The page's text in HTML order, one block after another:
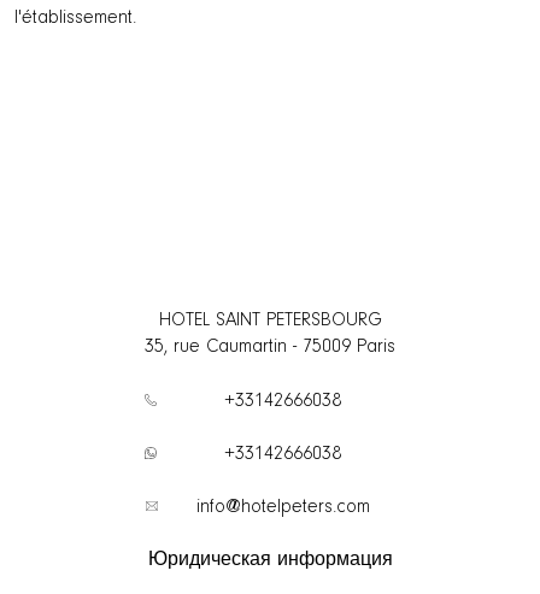
l'établissement.
HOTEL SAINT PETERSBOURG
35, rue Caumartin - 75009 Paris
+33142666038
+33142666038
info@hotelpeters.com
Юридическая информация